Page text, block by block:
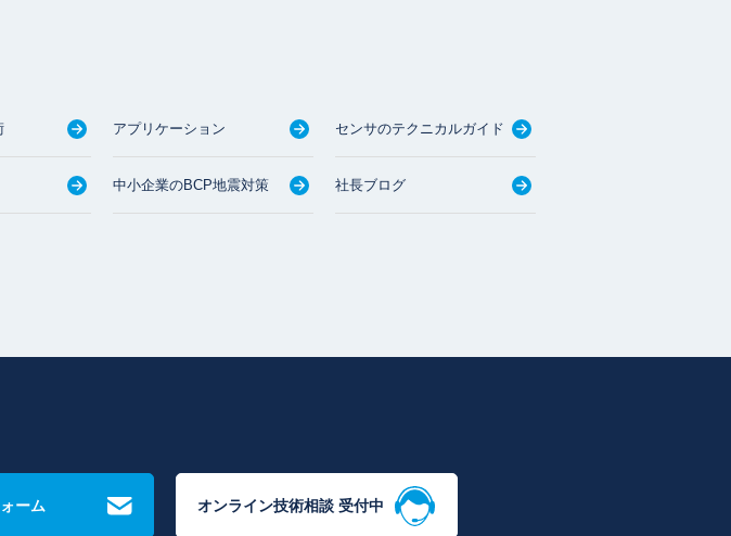
アプリケーション センサのテクニカルガイド
中小企業のBCP地震対策 社長ブログ
ーム オンライン技術相談 受付中